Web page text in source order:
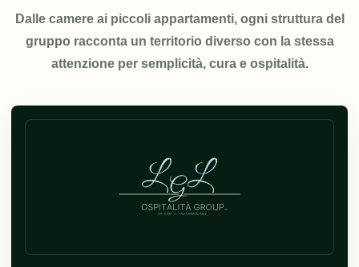
Dalle camere ai piccoli appartamenti, ogni struttura del
gruppo racconta un territorio diverso con la stessa
attenzione per semplicità, cura e ospitalità.